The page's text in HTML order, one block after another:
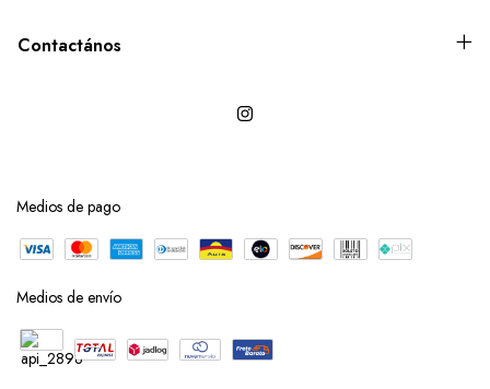
Contactános
Medios de pago
Medios de envío